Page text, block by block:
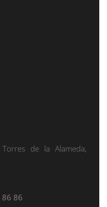
de la Alameda,
86 86